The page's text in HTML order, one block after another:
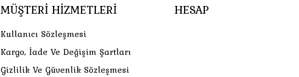
MÜŞTERI HIZMETLERI
Kullanıcı Sözleşmesi
Kargo, İade Ve Değişim Şartları
Gizlilik Ve Güvenlik Sözleşmesi
HESAP